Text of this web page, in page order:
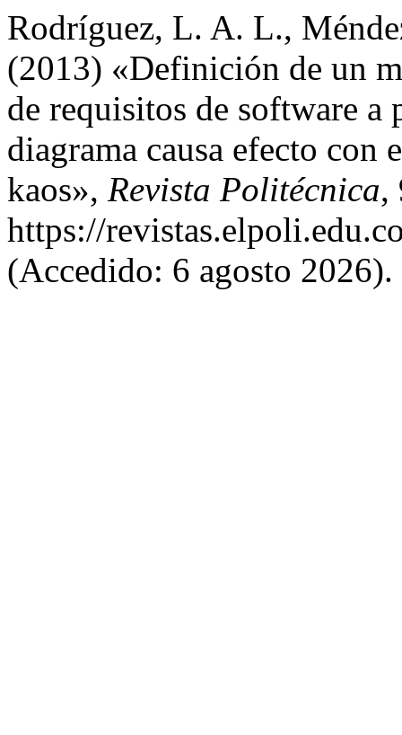
Rodríguez, L. A. L.,
(2013) «Definición de un
de requisitos de software
diagrama causa efecto con
kaos», Revista Politécnica,
https://
(Accedido: 6 agosto 2026).